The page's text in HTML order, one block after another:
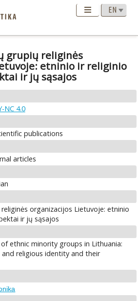
grupių religinės
etninio ir religinio
ir jų sąsajos
NC 4.0
publications
articles
organizacijos Lietuvoje: etninio
ir jų sąsajos
ethnic minority groups in Lithuania:
religious identity and their